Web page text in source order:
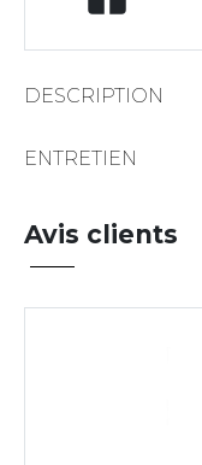
DESCRIPTION
ENTRETIEN
Avis clients